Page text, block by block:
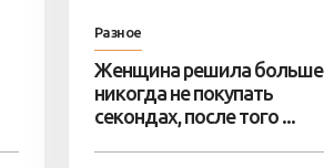
Разное
Женщина решила больше
никогда не покупать
секондах, после того ...